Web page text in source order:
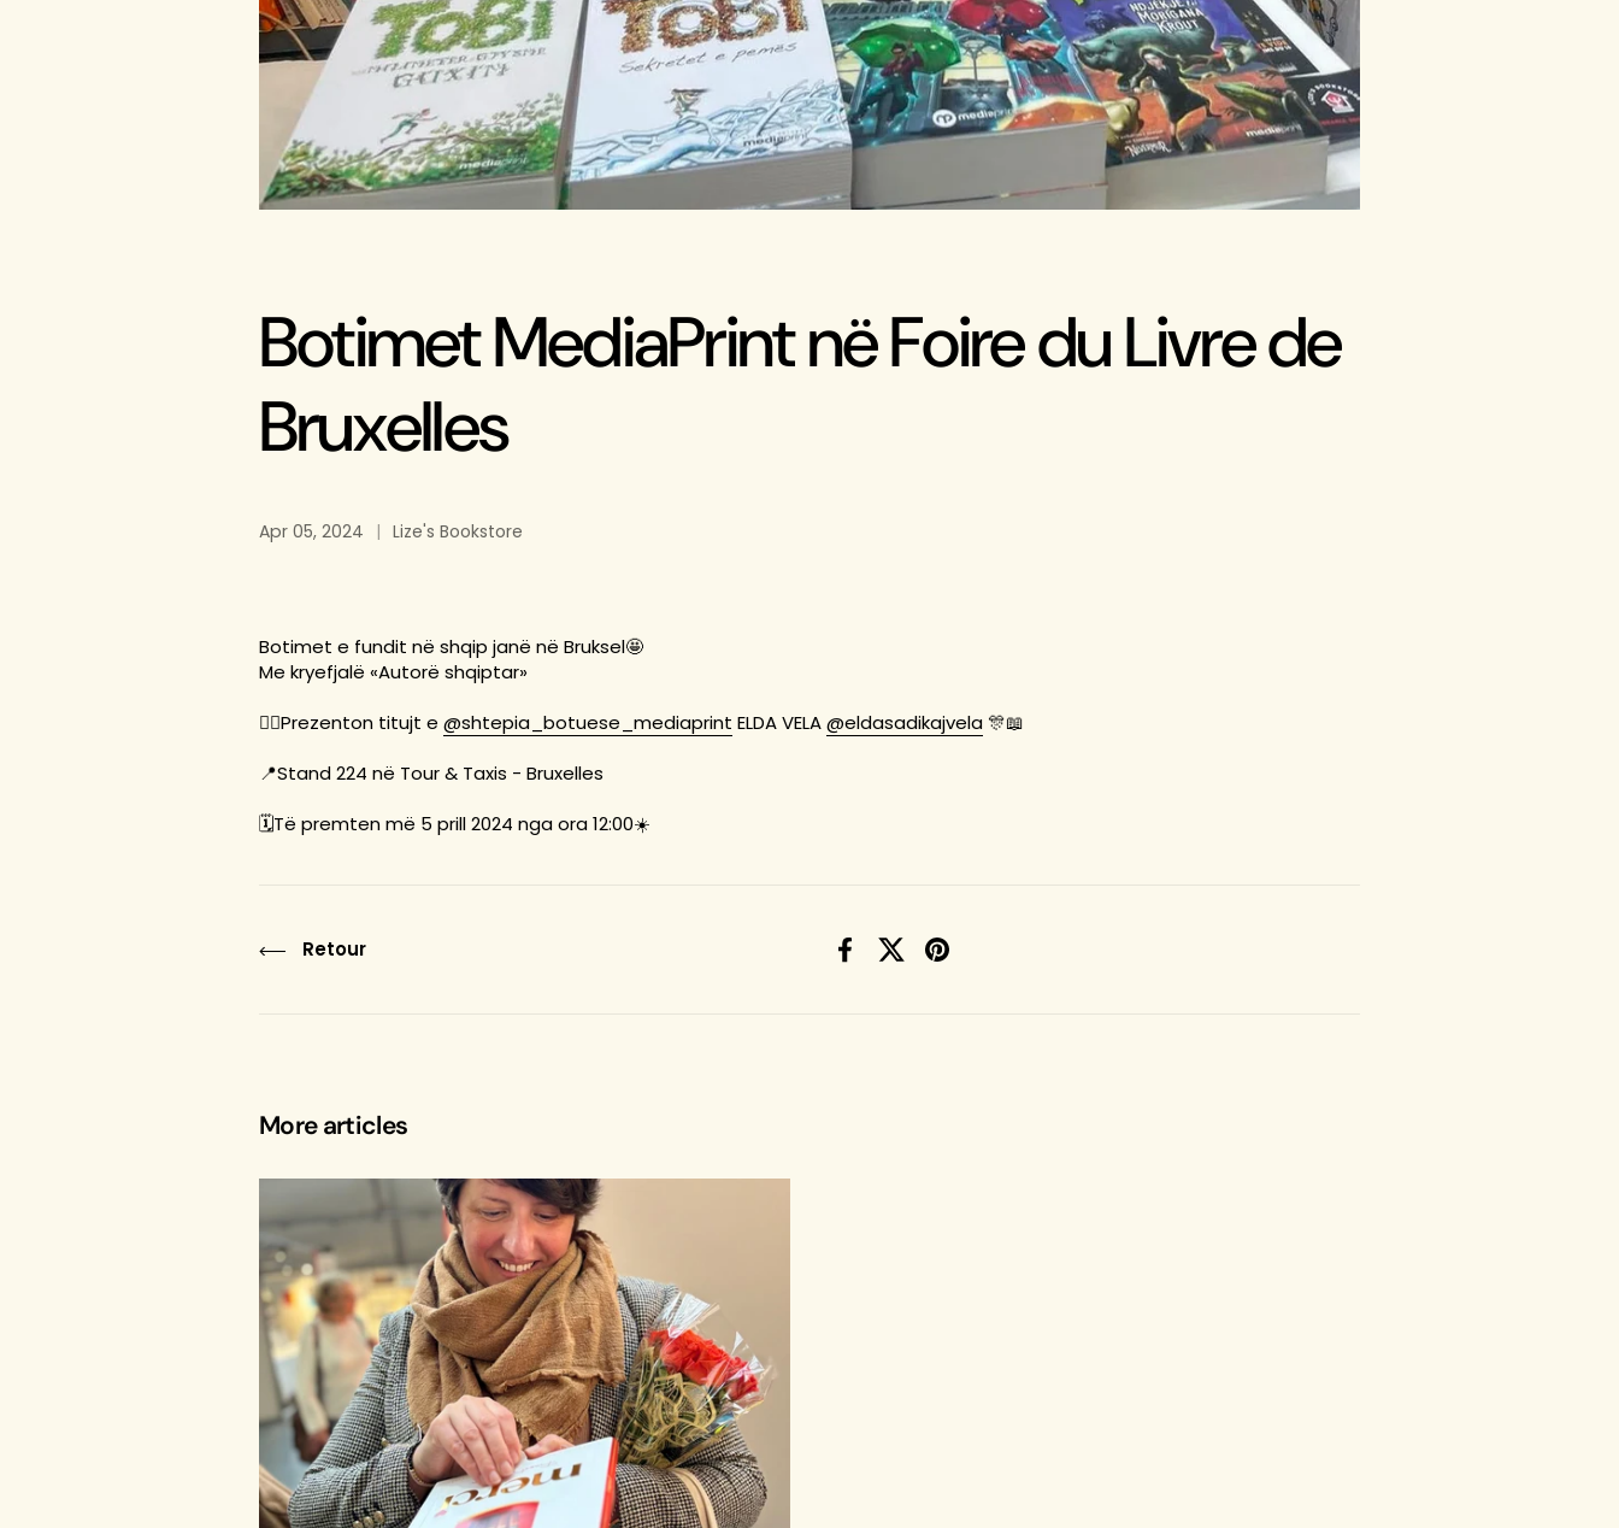
Botimet MediaPrint në Foire du Livre de
Bruxelles
Apr 05, 2024 Lize's Bookstore
Botimet e fundit në shqip janë në Bruksel🤩
Me kryefjalë «Autorë shqiptar»
✍🏼Prezenton titujt e @shtepia_botuese_mediaprint ELDA VELA@eldasadikajvela🎊📖
📍Stand 224 në Tour & Taxis - Bruxelles
🗓️Të premten më 5 prill 2024 nga ora 12:00☀️
Retour FacebookX (Twitter)
Pinterest
More articles